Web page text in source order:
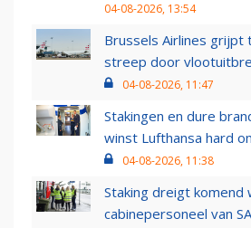
04-08-2026, 13:54
Brussels Airlines grijpt
streep door
04-08-2026, 11:47
Stakingen en dure
winst Lufthansa hard
04-08-2026, 11:38
Staking dreigt komend
cabinepersoneel van